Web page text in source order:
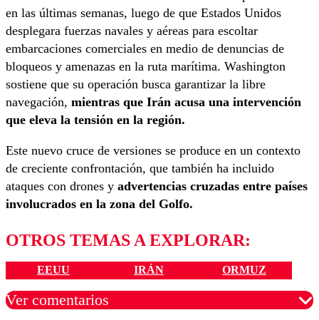
en las últimas semanas, luego de que Estados Unidos
desplegara fuerzas navales y aéreas para escoltar
embarcaciones comerciales en medio de denuncias de
bloqueos y amenazas en la ruta marítima. Washington
sostiene que su operación busca garantizar la libre
navegación, mientras que Irán acusa una intervención
que eleva la tensión en la región.
Este nuevo cruce de versiones se produce en un contexto
de creciente confrontación, que también ha incluido
ataques con drones y advertencias cruzadas entre países
involucrados en la zona del Golfo.
OTROS TEMAS A EXPLORAR:
EEUU IRÁN ORMUZ
Ver comentarios